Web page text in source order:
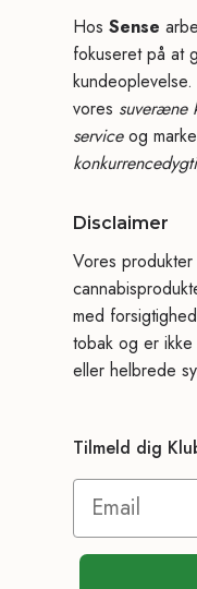
Hos Sense
fokuseret på at
vores suveræne
serviceog
Disclaimer
Vores
med
tobak og er
eller helbrede
Tilmeld dig